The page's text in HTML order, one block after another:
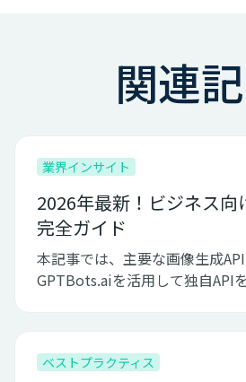
関連
業界インサイト
2026年最新！ビジネス向
完全ガイド
本記事では、主要な画像生成API
GPTBots.aiを活用して独自API
ベストプラクティス